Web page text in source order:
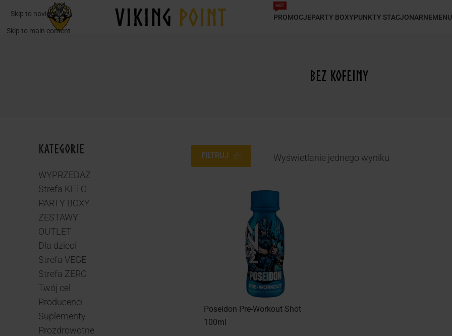
Skip to navigation
Skip to main content
PROMOCJE
HOT
PARTY BOXYPUNKTY STACJONARNEMENU
bez kofeiny
KATEGORIE
WYPRZEDAŻ
Strefa KETO
PARTY BOXY
ZESTAWY
OUTLET
Dla dzieci
Strefa VEGE
Strefa ZERO
Twój cel
Producenci
Suplementy
Prozdrowotne
FILTRUJ Wyświetlanie jednego wyniku
Poseidon Pre-Workout Shot
100ml